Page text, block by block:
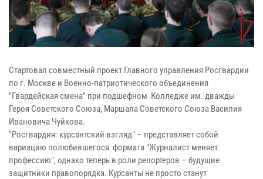
Стартовал совместный проект Главного управления Росгвардии
по г. Москве и Военно-патриотического объединения
"Гвардейская смена" при подшефном Колледже им. дважды
Героя Советского Союза, Маршала Советского Союза Василия
Ивановича Чуйкова.
"Росгвардия: курсантский взгляд" – представляет собой
вариацию полюбившегося формата "Журналист меняет
профессию", однако теперь в роли репортеров – будущие
защитники правопорядка. Курсанты не просто станут